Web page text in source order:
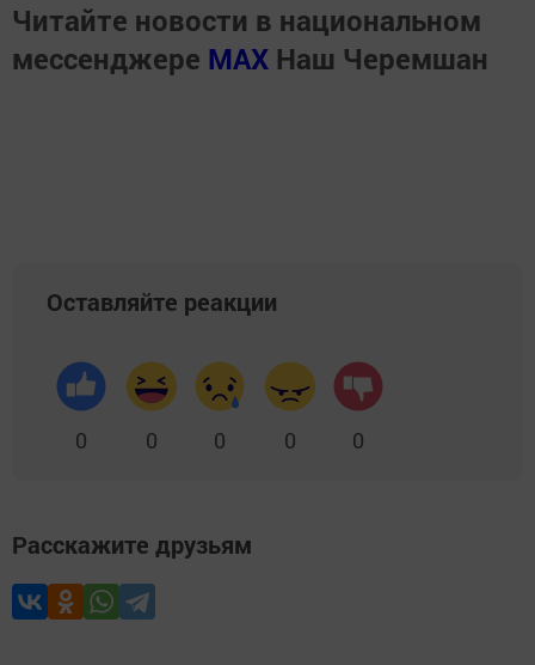
Читайте новости в национальном
мессенджере MАХ Наш Черемшан
Оставляйте реакции
0 0 0 0 0
Расскажите друзьям